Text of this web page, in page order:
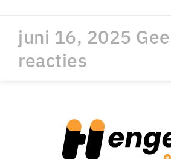
juni 16, 2025
reacties